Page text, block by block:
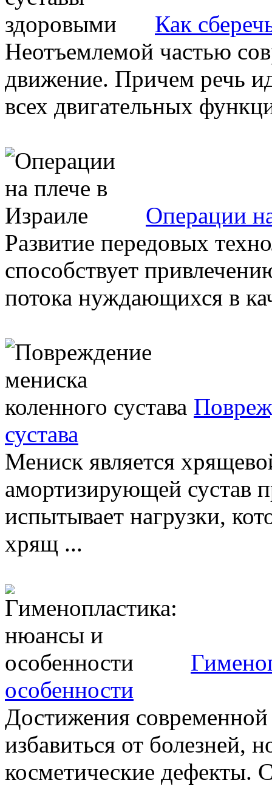
Как
Неотъемлемой частью
движение. Причем речь
всех двигательных
Операции
Развитие передовых
способствует
потока нуждающихся в
сустава
Мениск является
амортизирующей сустав
испытывает нагрузки,
хрящ ...
особенности
Достижения
избавиться от болезней,
косметические дефекты.